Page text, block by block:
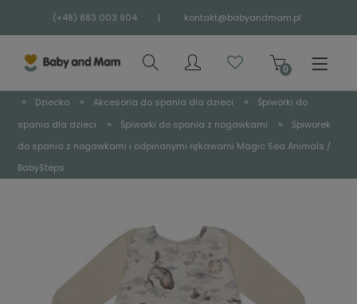
(+48) 883 003 904 | kontakt@babyandmam.pl
» Dziecko » Akcesoria do spania dla dzieci »
Śpiworki do
spania dla dzieci
» Śpiworki do spania z nogawkami »
Śpiworek
do spania z nogawkami i odpinanymi rękawami Magic Sea Animals /
BabySteps